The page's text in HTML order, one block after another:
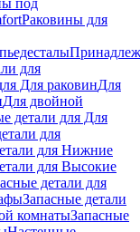
под
Pаковины для
для
Для раковинДля
Для двойной
детали для Для
для
для Нижние
для Высокие
детали для
Запасные детали
комнатыЗапасные